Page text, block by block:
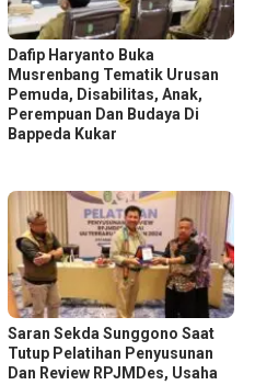
Dafip Haryanto Buka
Musrenbang Tematik Urusan
Pemuda, Disabilitas, Anak,
Perempuan Dan Budaya Di
Bappeda Kukar
Saran Sekda Sunggono Saat
Tutup Pelatihan Penyusunan
Dan Review RPJMDes, Usaha